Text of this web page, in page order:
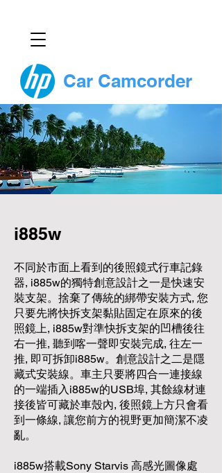
Car Camcorder
i885w
不同於市面上看到的後照鏡式行車記錄
器, i885w的獨特創意設計之一是快速安
裝支架。捨棄了傳統的綁帶安裝方式, 您
只要先將快拆支架黏貼固定在原來的後
照鏡上, i885w對準快拆支架的凹槽後往
右一推, 聽到喀一聲即安裝完成, 往左一
推, 即可拆卸i885w。創意設計之二是隱
藏式安裝線。車主只要將四合一連接線
的一端插入i885w的USB埠, 其餘線材連
接後皆可藏於車殼內, 後照鏡上方只會看
到一條線, 讓您前方的視野更加簡潔不凌
亂。
i885w搭載Sony Starvis 高感光圖像處